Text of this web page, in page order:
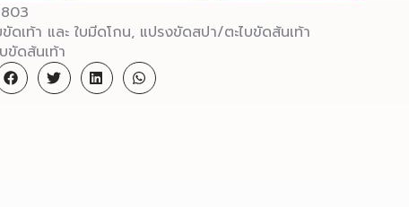
ขัดเท้า และ ใบมีดโกน, แปรงขัดสปา/ตะไบขัดส้นเท้า
ขัดส้นเท้า